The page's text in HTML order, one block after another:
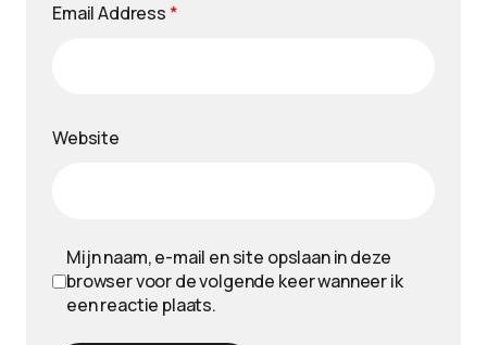
Email Address *
Website
Mijn naam, e-mail en site opslaan in deze
browser voor de volgende keer wanneer ik
een reactie plaats.